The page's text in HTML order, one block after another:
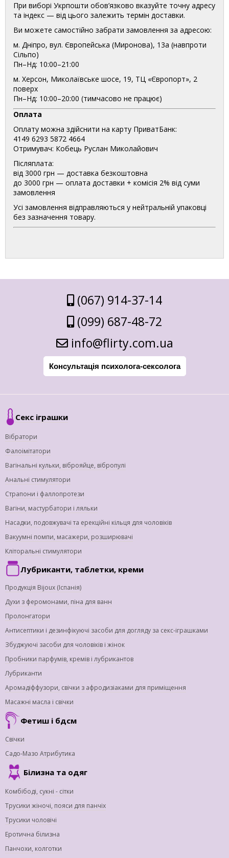
При виборі Укрпошти обов’язково вказуйте точну адресу
та індекс — від цього залежить термін доставки.
Ви можете самостійно забрати замовлення за адресою:
м. Дніпро, вул. Європейська (Миронова), 13а (навпроти
Сільпо)
Пн–Нд: 10:00–21:00
м. Херсон, Миколаївське шосе, 19, ТЦ «Європорт», 2
поверх
Пн–Нд: 10:00–20:00 (тимчасово не працює)
Оплата
Оплату можна здійснити на карту ПриватБанк:
4149 6293 5872 4664
Отримувач: Кобець Руслан Миколайович
Післяплата:
від 3000 грн — доставка безкоштовна
до 3000 грн — оплата доставки + комісія 2% від суми
замовлення
Усі замовлення відправляються у нейтральній упаковці
без зазначення товару.
(067) 914-37-14
(099) 687-48-72
info@flirty.com.ua
Консультація психолога-сексолога
Секс іграшки
Вібратори
Фалоімітатори
Вагінальні кульки, віброяйце, вібропулі
Анальні стимулятори
Страпони і фаллопротези
Вагіни, мастурбатори і ляльки
Насадки, подовжувачі та ерекційні кільця для чоловіків
Вакуумні помпи, масажери, розширювачі
Кліторальні стимулятори
Лубриканти, таблетки, креми
Продукція Bijoux (Іспанія)
Духи з феромонами, піна для ванн
Пролонгатори
Антисептики і дезинфікуючі засоби для догляду за секс-іграшками
Збуджуючі засоби для чоловіків і жінок
Пробники парфумів, кремів і лубрикантов
Лубриканти
Аромадіффузори, свічки з афродизіаками для приміщення
Масажні масла і свічки
Фетиш і бдсм
Свічки
Садо-Мазо Атрибутика
Білизна та одяг
Комбібоді, сукні - сітки
Трусики жіночі, пояси для панчіх
Трусики чоловічі
Еротична білизна
Панчохи, колготки